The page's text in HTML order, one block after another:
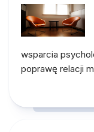
wsparcia
poprawę relacji